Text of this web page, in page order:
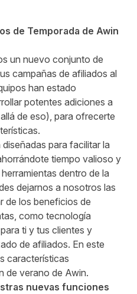
de Temporada de Awin
un nuevo conjunto de
campañas de afiliados al
han estado
potentes adiciones a
de eso), para ofrecerte
para facilitar la
tiempo valioso y
dentro de la
dejarnos a nosotros las
de los beneficios de
como tecnología
ti y tus clientes y
de afiliados. En este
características
de verano de Awin.
nuevas funciones